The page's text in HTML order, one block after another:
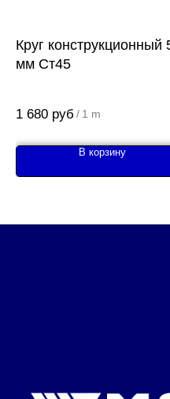
Круг конструкционный
мм Ст45
1 680 руб / 1 m
В корзину